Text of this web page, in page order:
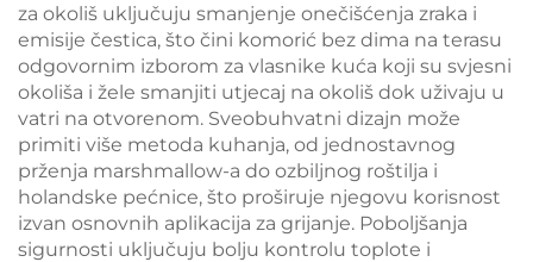
za okoliš uključuju smanjenje onečišćenja zraka i
emisije čestica, što čini komorić bez dima na terasu
odgovornim izborom za vlasnike kuća koji su svjesni
okoliša i žele smanjiti utjecaj na okoliš dok uživaju u
vatri na otvorenom. Sveobuhvatni dizajn može
primiti više metoda kuhanja, od jednostavnog
prženja marshmallow-a do ozbiljnog roštilja i
holandske pećnice, što proširuje njegovu korisnost
izvan osnovnih aplikacija za grijanje. Poboljšanja
sigurnosti uključuju bolju kontrolu toplote i